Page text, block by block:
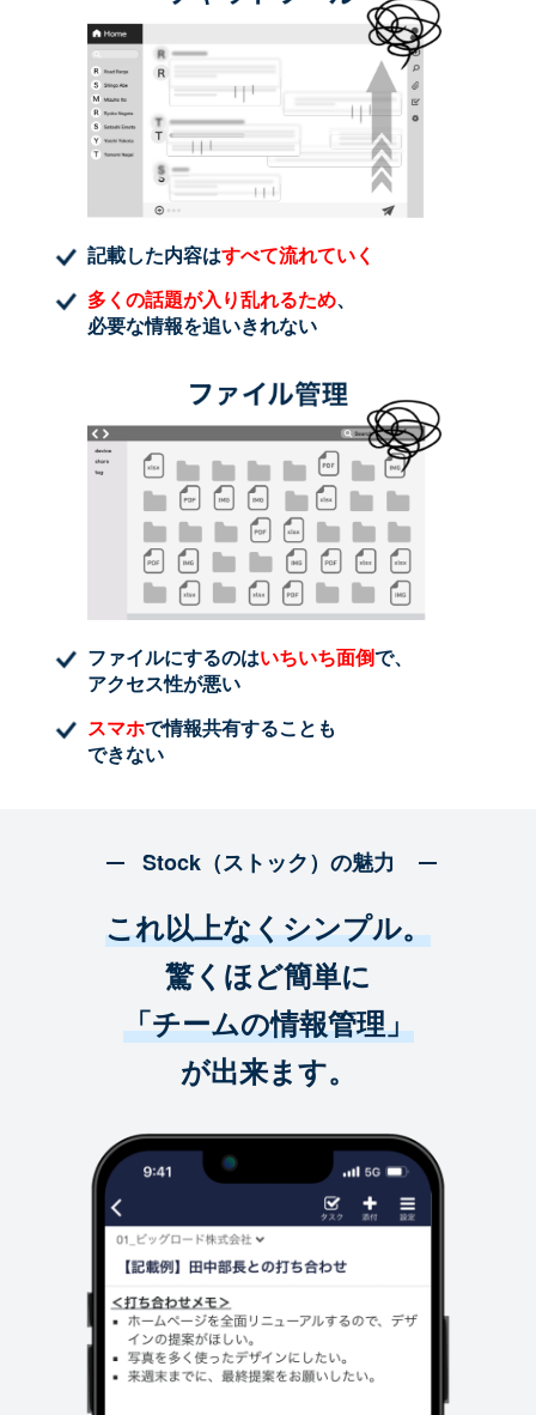
記載した内容はすべて流れていく
多くの話題が入り乱れるため、
必要な情報を追いきれない
ファイルにするのはいちいち面倒で、
アクセス性が悪い
スマホで情報共有することも
できない
Stock（ストック）の魅力
これ以上なくシンプル。
驚くほど簡単に
「チームの情報管理」
が出来ます。